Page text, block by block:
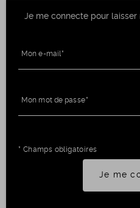
Je me connecte pour laisser
* Champs obligatoires
Mon e-mail
Mon mot de passe
Je me